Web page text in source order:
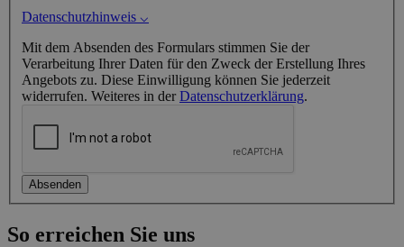
Datenschutzhinweis ⌵
Mit dem Absenden des Formulars stimmen Sie der
Verarbeitung Ihrer Daten für den Zweck der Erstellung Ihres
Angebots zu. Diese Einwilligung können Sie jederzeit
widerrufen. Weiteres in derDatenschutzerklärung.
Absenden
So erreichen Sie uns